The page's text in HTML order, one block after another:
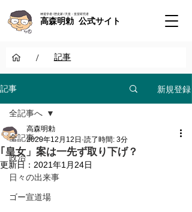
神道学者 / 歴史家 / 天皇・皇室研究者
高森明勅 公式サイト
/ 記事
記事 新規登録
全記事へ
政治
日々の出来事
ゴー宣道場
全記事へ
｢皇女」案は一先ず取り下げ？
高森明勅
2020年12月12日 読了時間: 3分
更新日： 2021年1月24日